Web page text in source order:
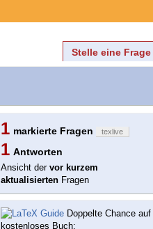
Stelle eine Frage
1 markierte Fragen texlive
1 Antworten
Ansicht der vor kurzem
aktualisierten Fragen
Doppelte Chance auf
kostenloses Buch: